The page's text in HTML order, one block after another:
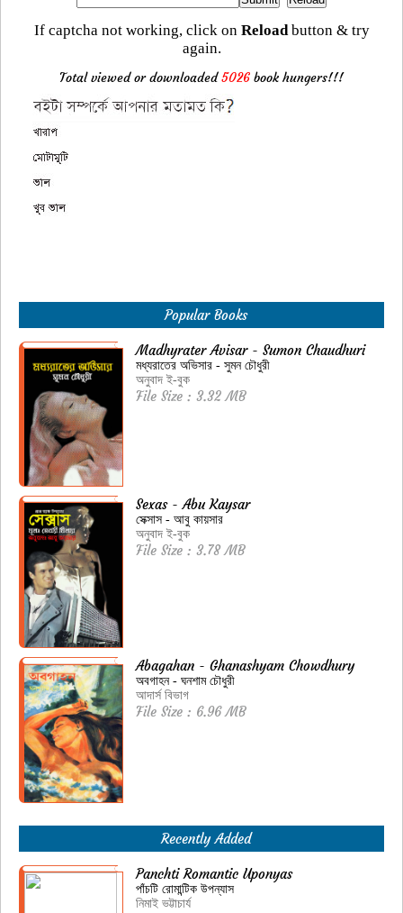
If captcha not working, click on Reloadbutton & try
again.
Total viewed or downloaded5026 book hungers!!!
Popular Books
Madhyrater Avisar - Sumon Chaudhuri
মধ্যরাতের অভিসার - সুমন চৌধুরী
অনুবাদ ই-বুক
File Size : 3.32 MB
Sexas - Abu Kaysar
সেক্সাস - আবু কায়সার
অনুবাদ ই-বুক
File Size : 3.78 MB
Abagahan - Ghanashyam Chowdhury
অবগাহন - ঘনশাম চৌধুরী
আদার্স বিভাগ
File Size : 6.96 MB
Recently Added
Panchti Romantic Uponyas
পাঁচটি রোমান্টিক উপন্যাস
নিমাই ভট্টাচার্য